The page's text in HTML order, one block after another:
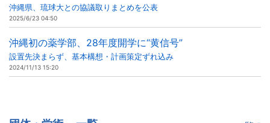
沖縄県、琉球大との協議取りまとめを公表
2025/6/23 04:50
沖縄初の薬学部、28年度開学に“黄信号”
設置先決まらず、基本構想・計画策定ずれ込み
2024/11/13 15:20